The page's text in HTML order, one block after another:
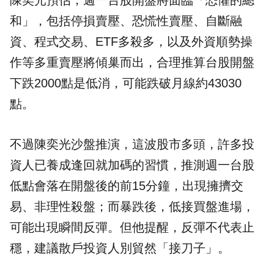
和」，包括停損賣壓、恐慌性賣壓、自斷融
資、程式交易、ETF多殺多，以及外資順勢操
作等多重賣壓將傾巢而出，合理推算台股開盤
下跌2000點是低消，可能跌破月線約43030
點。
不過陳奕光沙盤推演，這波股市多頭，許多投
資人已養成逢回就加碼的習慣，推測週一台股
低點會落在開盤後的前15分鐘，出現擁擠交
易、非理性殺盤；而暴跌後，低接買盤進場，
可能出現瞬間反彈。但他提醒，反彈不代表止
穩，建議散戶投資人別貿然「接刀子」。